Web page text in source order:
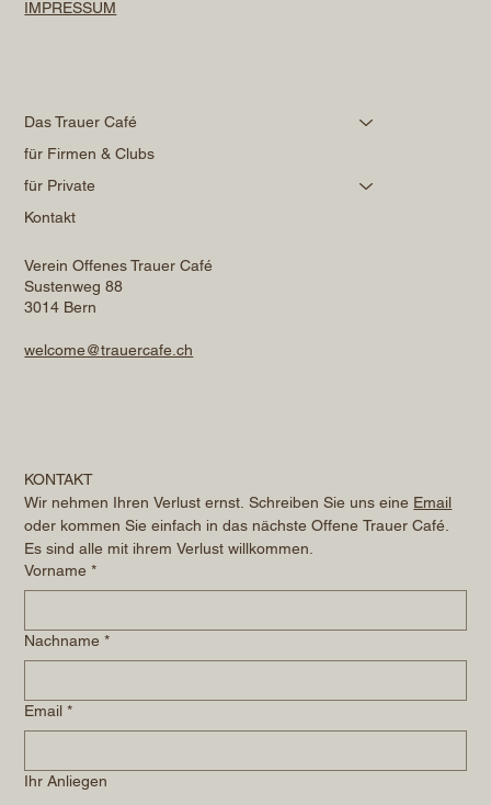
IMPRESSUM
Das Trauer Café
für Firmen & Clubs
für Private
Kontakt
Verein Offenes Trauer Café
Sustenweg 88
3014 Bern
welcome@trauercafe.ch
KONTAKT
Wir nehmen Ihren Verlust ernst. Schreiben Sie uns eine Email
oder kommen Sie einfach in das nächste Offene Trauer Café.
Es sind alle mit ihrem Verlust willkommen.
Vorname *
Nachname *
Email *
Ihr Anliegen